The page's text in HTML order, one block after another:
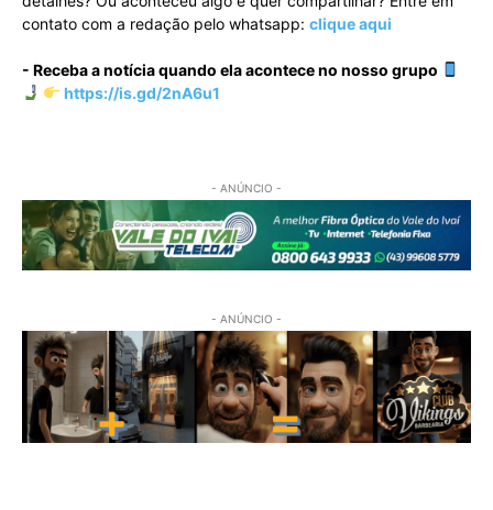
contato com a redação pelo whatsapp: clique aqui
- Receba a notícia quando ela acontece no nosso grupo
https://is.gd/2nA6u1
- ANÚNCIO -
- ANÚNCIO -